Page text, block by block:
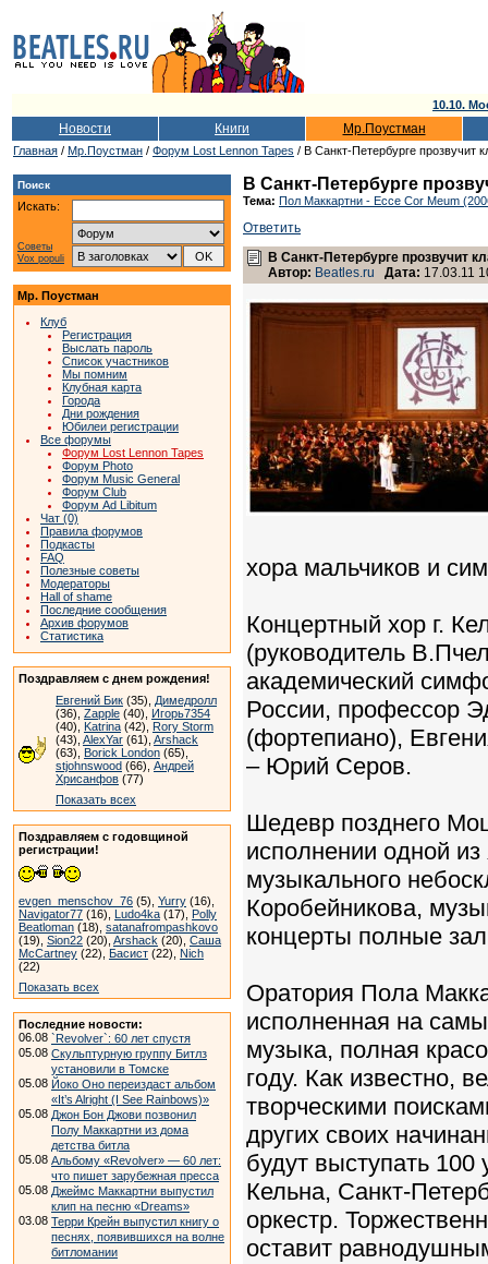
10.10.
Новости Книги Мр.Поустман
Главная / Мр.Поустман / Форум Lost Lennon Tapes / В Санкт-Петербурге прозвучит
Поиск
Искать:
Советы
Vox populi
Мр. Поустман
Клуб
Регистрация
Выслать пароль
Список участников
Мы помним
Клубная карта
Города
Дни рождения
Юбилеи регистрации
Все форумы
Форум Lost Lennon Tapes
Форум Photo
Форум Music General
Форум Club
Форум Ad Libitum
Чат (0)
Правила форумов
Подкасты
FAQ
Полезные советы
Модераторы
Hall of shame
Последние сообщения
Архив форумов
Статистика
Поздравляем с днем рождения!
Евгений Бик (35), Димедролл
(36), Zapple (40), Игорь7354
(40), Katrina (42), Rory Storm
(43), AlexYar (61), Arshack
(63), Borick London (65),
stjohnswood (66), Андрей
Хрисанфов (77)
Показать всех
Поздравляем с годовщиной
регистрации!
evgen_menschov_76 (5), Yurry (16),
Navigator77 (16), Ludo4ka (17), Polly
Beatloman (18), satanafrompashkovo
(19), Sion22 (20), Arshack (20), Саша
McCartney (22), Басист (22), Nich
(22)
Показать всех
Последние новости:
06.08 `Revolver`: 60 лет спустя
05.08 Скульптурную группу Битлз
установили в Томске
05.08 Йоко Оно переиздаст альбом
«It’s Alright (I See Rainbows)»
05.08 Джон Бон Джови позвонил
Полу Маккартни из дома
детства битла
05.08 Альбому «Revolver» — 60 лет:
что пишет зарубежная пресса
05.08 Джеймс Маккартни выпустил
клип на песню «Dreams»
03.08 Терри Крейн выпустил книгу о
песнях, появившихся на волне
битломании
В Санкт-Петербурге
Тема: Пол Маккартни - Ecce Cor Meum
Ответить
В Санкт-Петербурге прозвучит
Автор: Beatles.ru Дата: 17.03.11
хора мальчиков и
Концертный хор г.
(руководитель
академический
России, профессор
(фортепиано),
– Юрий Серов.
Шедевр позднего
исполнении одной
музыкального
Коробейникова,
концерты полные
Оратория Пола
исполненная на
музыка, полная
году. Как известно,
творческими
других своих
будут выступать 100
Кельна, Санкт-
оркестр.
оставит